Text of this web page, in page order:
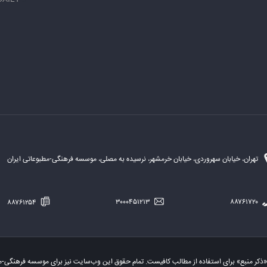
تهران، خیابان سهروردی، خیابان خرمشهر، نرسیده به مصلی، موسسه فرهنگی-مطبوعاتی ایران
«ذکر منبع» برای استفاده از مطالب کافیست. تمام حقوق این وب‌سایت نیز برای موسسه